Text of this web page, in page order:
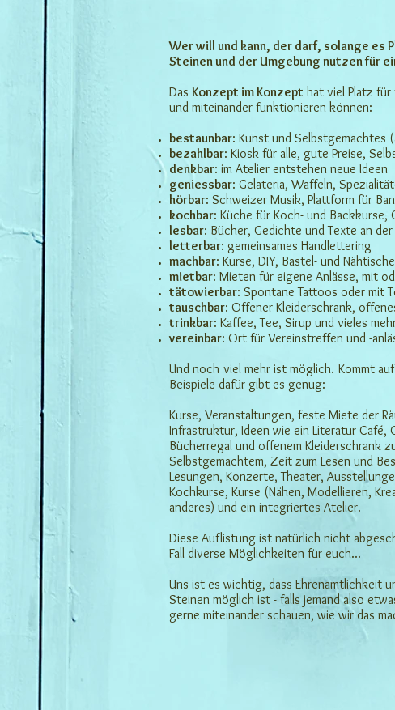
Wer will und kann, der darf, solange es
Steinen und der Umgebung nutzen für
Das Konzept im Konzept hat viel Platz für
und miteinander funktionieren können:
bestaunbar: Kunst und Selbstgemachtes
bezahlbar: Kiosk für alle, gute Preise,
denkbar: im Atelier entstehen neue Ideen
geniessbar: Gelateria, Waffeln,
hörbar: Schweizer Musik, Plattform für
kochbar: Küche für Koch- und Backkurse,
lesbar: Bücher, Gedichte und Texte an
letterbar: gemeinsames Handlettering
machbar: Kurse, DIY, Bastel- und
mietbar: Mieten für eigene Anlässe, mit
tätowierbar: Spontane Tattoos oder mit
tauschbar: Offener Kleiderschrank,
trinkbar: Kaffee, Tee, Sirup und vieles
vereinbar: Ort für Vereinstreffen und -
Und noch viel mehr ist möglich. Kommt
Beispiele dafür gibt es genug:
Kurse, Veranstaltungen, feste Miete der
Infrastruktur, Ideen wie ein Literatur Café,
Bücherregal und offenem Kleiderschrank
Selbstgemachtem, Zeit zum Lesen und
Lesungen, Konzerte, Theater,
Kochkurse, Kurse (Nähen, Modellieren,
anderes) und ein integriertes Atelier.
Diese Auflistung ist natürlich nicht
Fall diverse Möglichkeiten für euch...
Uns ist es wichtig, dass Ehrenamtlichkeit
Steinen möglich ist - falls jemand also
gerne miteinander schauen, wie wir das